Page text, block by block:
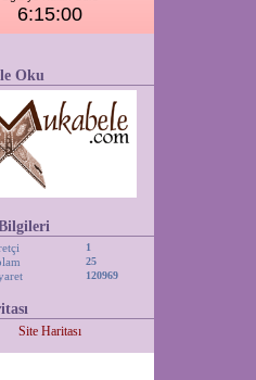
Oku
1
25
120969
Site Haritası